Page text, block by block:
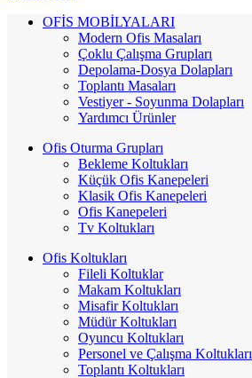
OFİS MOBİLYALARI
Modern Ofis Masaları
Çoklu Çalışma Grupları
Depolama-Dosya Dolapları
Toplantı Masaları
Vestiyer - Soyunma Dolapları
Yardımcı Ürünler
Ofis Oturma Grupları
Bekleme Koltukları
Küçük Ofis Kanepeleri
Klasik Ofis Kanepeleri
Ofis Kanepeleri
Tv Koltukları
Ofis Koltukları
Fileli Koltuklar
Makam Koltukları
Misafir Koltukları
Müdür Koltukları
Oyuncu Koltukları
Personel ve Çalışma Koltukları
Toplantı Koltukları